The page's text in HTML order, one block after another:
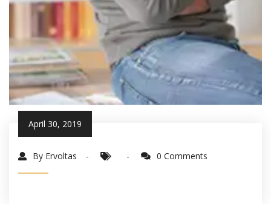
April 30, 2019
By Ervoltas 0 Comments